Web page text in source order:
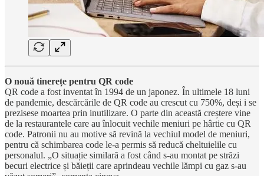
O nouă tinerețe pentru QR code
QR code a fost inventat în 1994 de un japonez. În ultimele 18 luni
de pandemie, descărcările de QR code au crescut cu 750%, deși i se
prezisese moartea prin inutilizare. O parte din această creștere vine
de la restaurantele care au înlocuit vechile meniuri pe hârtie cu QR
code. Patronii nu au motive să revină la vechiul model de meniuri,
pentru că schimbarea code le-a permis să reducă cheltuielile cu
personalul. „O situație similară a fost când s-au montat pe străzi
becuri electrice și băieții care aprindeau vechile lămpi cu gaz s-au